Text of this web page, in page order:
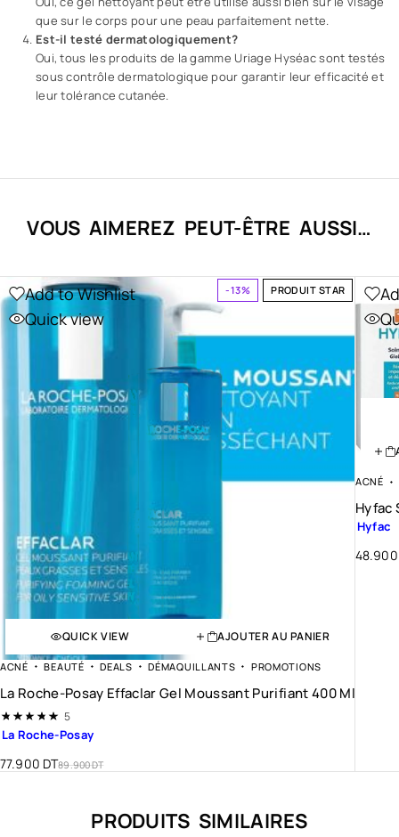
r
s
à
i
m
i
n
e
l
que sur le corps pour une peau parfaitement nette.
Est-il testé dermatologiquement?
Oui, tous les produits de la gamme Uriage Hyséac sont testés
sous contrôle dermatologique pour garantir leur efficacité et
leur tolérance cutanée.
VOUS AIMEREZ PEUT-ÊTRE AUSSI…
PRODUIT STAR
-13%
Add to Wishlist
Quick view
QUICK VIEW AJOUTER AU PANIER
ACNÉ BEAUTÉ DEALS DÉMAQUILLANTS PROMOTIONS
La Roche-Posay Effaclar Gel Moussant Purifiant 400 Ml
Note
5
La Roche-Posay
89.900DT
77.900 DT
ACNÉ
Hyfac
Hyfac
48.900
PRODUITS SIMILAIRES